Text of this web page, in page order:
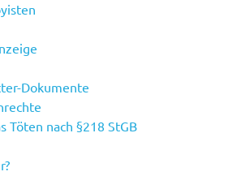
Dokumente
Töten nach §218 StGB